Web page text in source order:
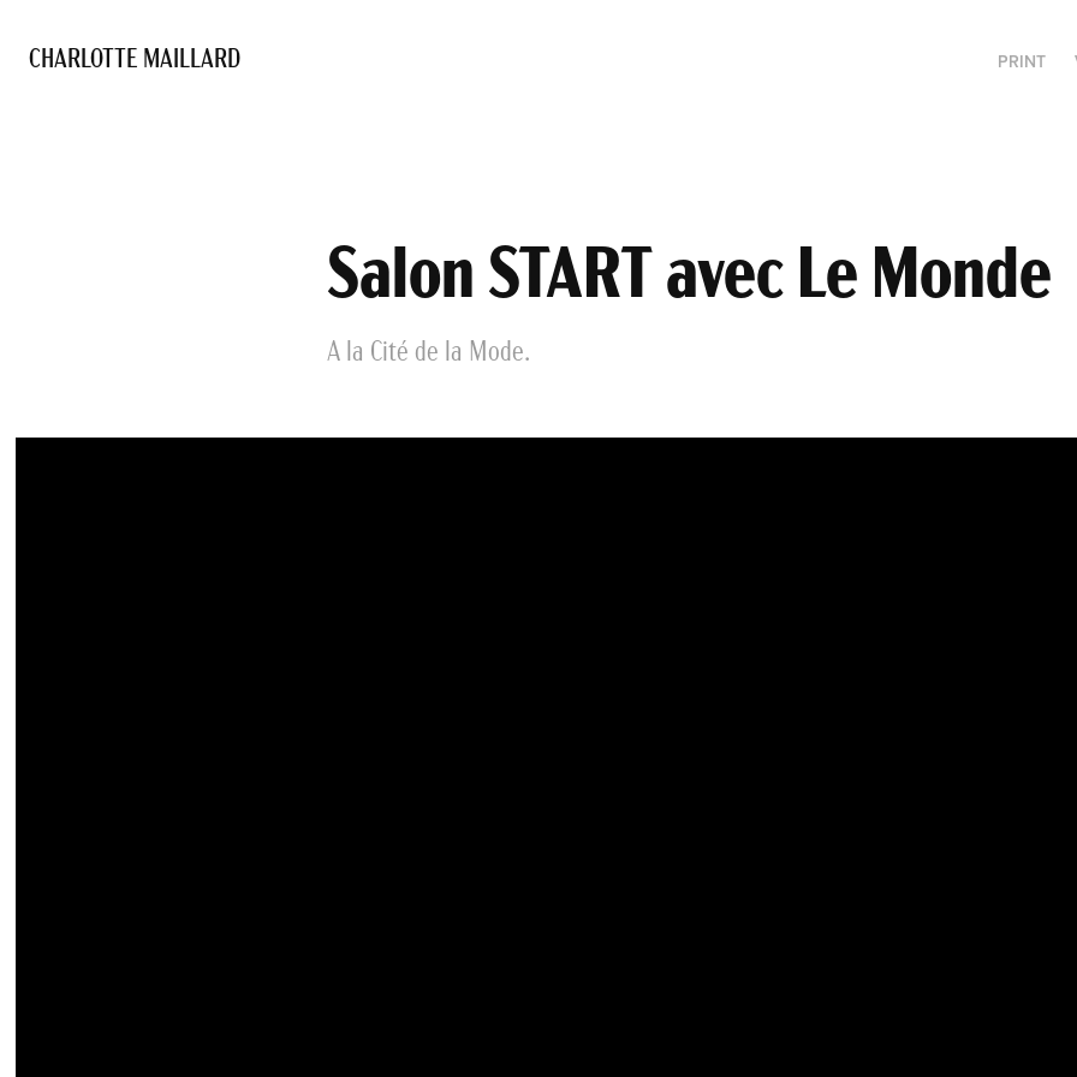
CHARLOTTE MAILLARD PRINT
Salon START avec Le Monde
A la Cité de la Mode.